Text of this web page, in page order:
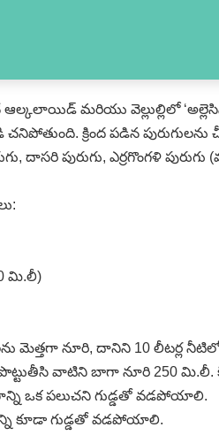
మరియు వెల్లుల్లిలో
క్రింద పడిన
దాసరి పురుగు, ఎర్రగొంగళి
మి.లీ)
మెత్తగా నూరి, దానిని 10 లీటర్ల
పొట్టుతీసి వాటిని బాగా నూరి 250
ఒక పలుచని గుడ్డతో వడపోయాలి.
కూడా గుడ్డతో వడపోయాలి.